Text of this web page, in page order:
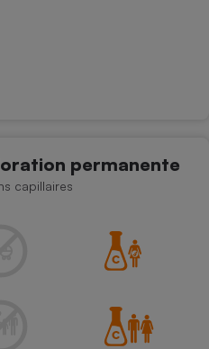
permanente
capillaires